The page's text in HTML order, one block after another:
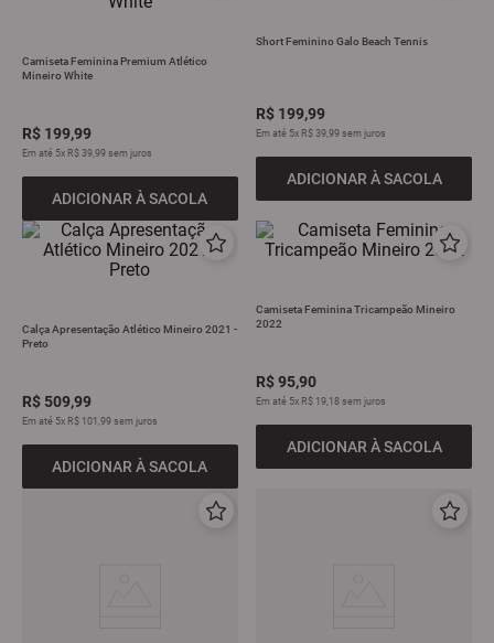
Camiseta Feminina Premium Atlético
Mineiro White
R$ 199,99
Em até 5x R$ 39,99 sem juros
ADICIONAR À SACOLA
Short Feminino Galo Beach Tennis
R$ 199,99
Em até 5x R$ 39,99 sem juros
ADICIONAR À SACOLA
Calça Apresentação Atlético Mineiro 2021 -
Preto
R$ 509,99
Em até 5x R$ 101 ,99 sem juros
ADICIONAR À SACOLA
Camiseta Feminina Tricampeão Mineiro
2022
R$95,90
Em até 5x R$ 19,18 sem juros
ADICIONAR À SACOLA
9º all black